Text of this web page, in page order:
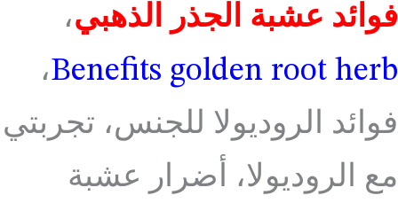
فوائد عشبة الجذر الذهبي،
Benefits golden root herb،
فوائد الروديولا للجنس، تجربتي
مع الروديولا، أضرار عشبة